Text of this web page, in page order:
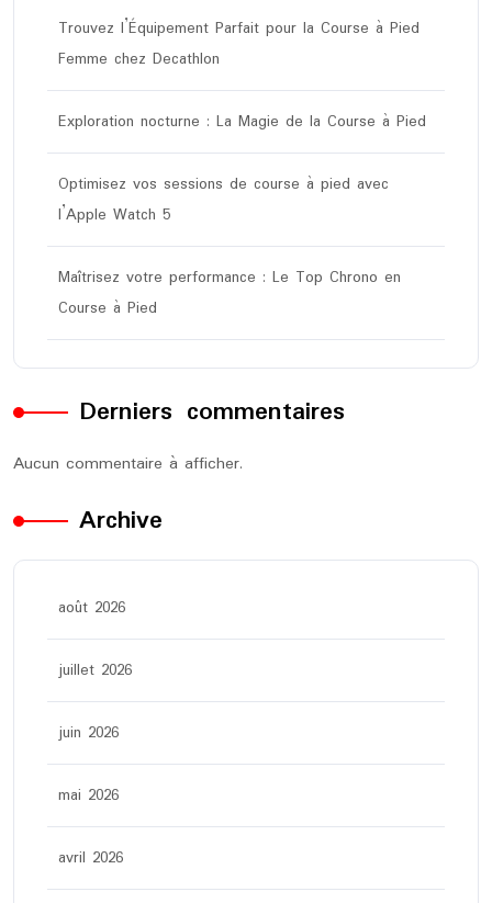
Trouvez l’Équipement Parfait pour la Course à Pied
Femme chez Decathlon
Exploration nocturne : La Magie de la Course à Pied
Optimisez vos sessions de course à pied avec
l’Apple Watch 5
Maîtrisez votre performance : Le Top Chrono en
Course à Pied
Derniers commentaires
Aucun commentaire à afficher.
Archive
août 2026
juillet 2026
juin 2026
mai 2026
avril 2026